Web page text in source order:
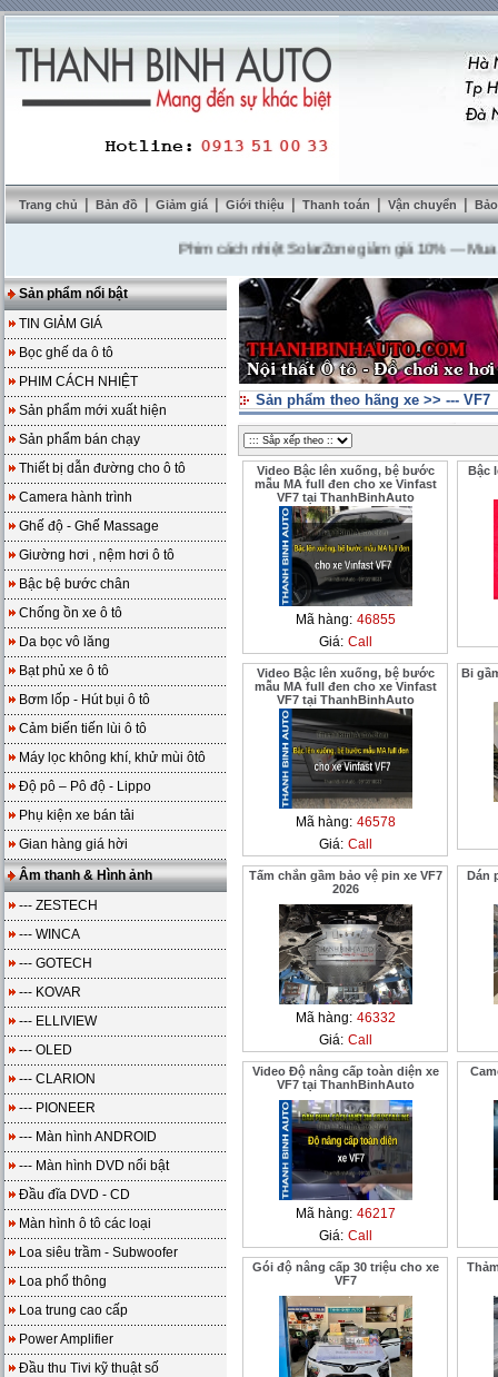
Trang chủ | Bản đồ | Giảm giá | Giới thiệu | Thanh toán | Vận chuyển |
Phim cách nhiệt SolarZone giảm giá 10%---Mua
Sản phẩm nổi bật
TIN GIẢM GIÁ
Bọc ghế da ô tô
PHIM CÁCH NHIỆT
Sản phẩm mới xuất hiện
Sản phẩm bán chạy
Thiết bị dẫn đường cho ô tô
Camera hành trình
Ghế độ - Ghế Massage
Giường hơi , nệm hơi ô tô
Bậc bệ bước chân
Chống ồn xe ô tô
Da bọc vô lăng
Bạt phủ xe ô tô
Bơm lốp - Hút bụi ô tô
Cảm biến tiến lùi ô tô
Máy lọc không khí, khử mùi ôtô
Độ pô – Pô độ - Lippo
Phụ kiện xe bán tải
Gian hàng giá hời
Âm thanh & Hình ảnh
--- ZESTECH
--- WINCA
--- GOTECH
--- KOVAR
--- ELLIVIEW
--- OLED
--- CLARION
--- PIONEER
--- Màn hình ANDROID
--- Màn hình DVD nổi bật
Đầu đĩa DVD - CD
Màn hình ô tô các loại
Loa siêu trầm - Subwoofer
Loa phổ thông
Loa trung cao cấp
Power Amplifier
Đầu thu Tivi kỹ thuật số
Sản phẩm theo hãng xe >> --- VF7
Video Bậc lên xuống, bệ bước
mẫu MA full đen cho xe Vinfast
VF7 tại ThanhBinhAuto
Mã hàng: 46855
Giá: Call
Bậc
Video Bậc lên xuống, bệ bước
mẫu MA full đen cho xe Vinfast
VF7 tại ThanhBinhAuto
Mã hàng: 46578
Giá: Call
Bi
Tấm chắn gầm bảo vệ pin xe VF7
2026
Mã hàng: 46332
Giá: Call
Dán
Video Độ nâng cấp toàn diện xe
VF7 tại ThanhBinhAuto
Mã hàng: 46217
Giá: Call
Gói độ nâng cấp 30 triệu cho xe
VF7